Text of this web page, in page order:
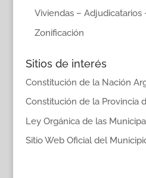
Viviendas – Adjudicatarios
Zonificación
Sitios de interés
Constitución de la Nación
Constitución de la Provincia
Ley Orgánica de las
Sitio Web Oficial del